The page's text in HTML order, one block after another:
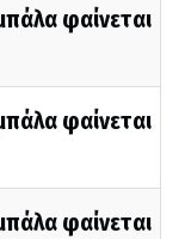
φαίνεται
φαίνεται
φαίνεται